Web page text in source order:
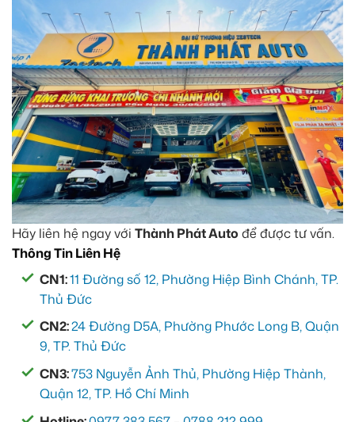
Hãy liên hệ ngay với Thành Phát Auto để được tư vấn.
Thông Tin Liên Hệ
CN1:11 Đường số 12, Phường Hiệp Bình Chánh, TP.
Thủ Đức
CN2:24 Đường D5A, Phường Phước Long B, Quận
9, TP. Thủ Đức
CN3:753 Nguyễn Ảnh Thủ, Phường Hiệp Thành,
Quận 12, TP. Hồ Chí Minh